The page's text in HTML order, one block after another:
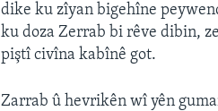
dike ku zîyan bigehîne
ku doza Zerrab bi rêve dibin,
piştî civîna kabînê got.
Zarrab û hevrikên wî yên